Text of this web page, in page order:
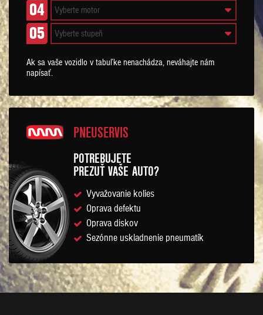
04
05
Ak sa vaše vozidlo v tabuľke nenachádza, neváhajte nám
napísať.
PNEUSERVIS
POTREBUJETE
PREZUŤ VAŠE AUTO?
Vyvažovanie kolies
Oprava defektu
Oprava diskov
Sezónne uskladnenie pneumatík